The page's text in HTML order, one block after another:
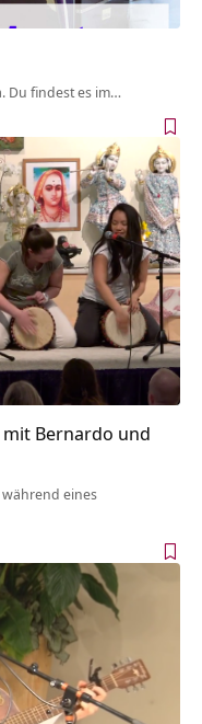
Du findest es im…
mit Bernardo und
eines